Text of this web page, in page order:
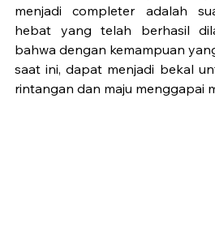
menjadi completer adalah
hebat yang telah berhasil
bahwa dengan kemampuan
saat ini, dapat menjadi bekal
rintangan dan maju menggapai